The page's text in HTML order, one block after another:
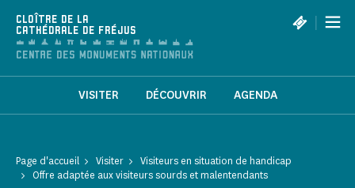
CLOÎTRE DE LA
CATHÉDRALE DE FRÉJUS
|
VISITER DÉCOUVRIR AGENDA
Page d'accueil Visiter
Visiteurs en situation de handicap
Offre adaptée aux visiteurs sourds et malentendants